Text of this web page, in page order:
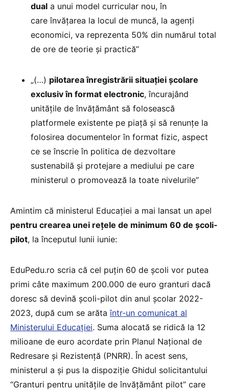
dual a unui model curricular nou, în
care învățarea la locul de muncă, la agenți
economici, va reprezenta 50% din numărul total
de ore de teorie și practică”
„(…) pilotarea înregistrării situației școlare
exclusiv în format electronic, încurajând
unitățile de învățământ să folosească
platformele existente pe piață și să renunțe la
folosirea documentelor în format fizic, aspect
ce se înscrie în politica de dezvoltare
sustenabilă și protejare a mediului pe care
ministerul o promovează la toate nivelurile”
Amintim că ministerul Educației a mai lansat un apel
pentru crearea unei rețele de minimum 60 de școli-
pilot, la începutul lunii iunie:
EduPedu.ro scria că cel puțin 60 de școli vor putea
primi câte maximum 200.000 de euro granturi dacă
doresc să devină școli-pilot din anul școlar 2022-
2023, după cum se arătaîntr-un comunicat al
Ministerului Educației. Suma alocată se ridică la 12
milioane de euro acordate prin Planul Național de
Redresare și Rezistență (PNRR). În acest sens,
ministerul a și pus la dispoziție Ghidul solicitantului
“Granturi pentru unitățile de învățământ pilot” care